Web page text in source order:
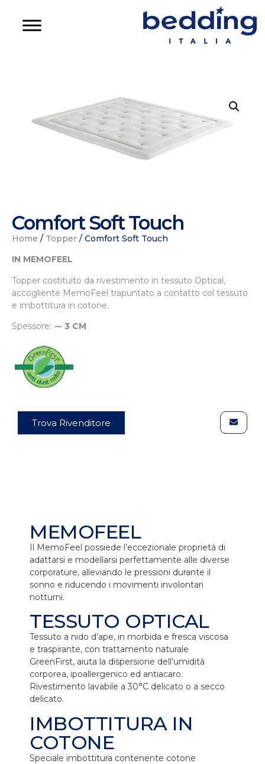
Comfort Soft Touch
Home / Topper / Comfort Soft Touch
IN MEMOFEEL
Topper costituito da rivestimento in tessuto Optical,
accogliente MemoFeel trapuntato a contatto col tessuto
e imbottitura in cotone.
Spessore: ⁓ 3 CM
Trova Rivenditore
MEMOFEEL
Il MemoFeel possiede l’eccezionale proprietà di
adattarsi e modellarsi perfettamente alle diverse
corporature, alleviando le pressioni durante il
sonno e riducendo i movimenti involontari
notturni.
TESSUTO OPTICAL
Tessuto a nido d’ape, in morbida e fresca viscosa
e traspirante, con trattamento naturale
GreenFirst, aiuta la dispersione dell’umidità
corporea, ipoallergenico ed antiacaro.
Rivestimento lavabile a 30°C delicato o a secco
delicato.
IMBOTTITURA IN
COTONE
Speciale imbottitura contenente cotone